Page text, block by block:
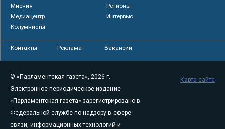
Мнения
Регионы
Медиацентр
Интервью
Колумнисты
Контакты Реклама Вакансии
© «Парламентская газета», 2026 г.
Электронное периодическое издание
«Парламентская газета» зарегистрировано в
Федеральной службе по надзору в сфере
связи, информационных технологий и
Карта сайта